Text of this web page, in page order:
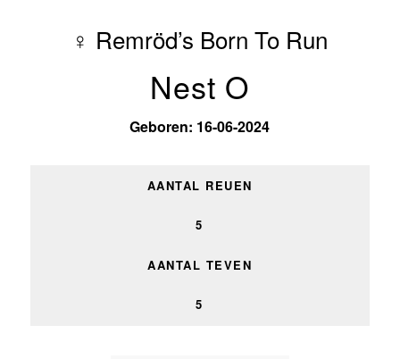
♀ Remröd’s Born To Run
Nest O
Geboren: 16-06-2024
AANTAL REUEN
5
AANTAL TEVEN
5